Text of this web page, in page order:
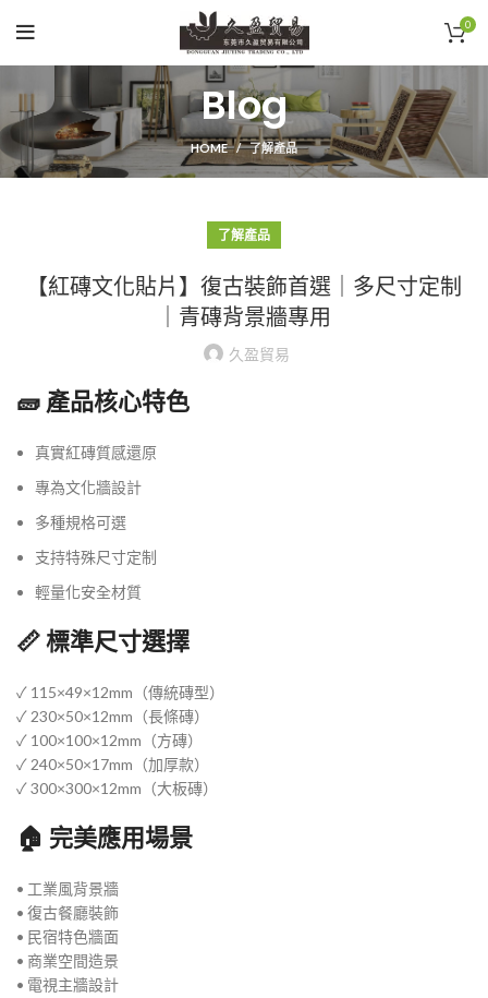
0
Blog
HOME 了解產品
了解產品
【紅磚文化貼片】復古裝飾首選｜多尺寸定制
｜青磚背景牆專用
久盈貿易
🧱 產品核心特色
真實紅磚質感還原
專為文化牆設計
多種規格可選
支持特殊尺寸定制
輕量化安全材質
📏 標準尺寸選擇
✓ 115×49×12mm（傳統磚型）
✓ 230×50×12mm（長條磚）
✓ 100×100×12mm（方磚）
✓ 240×50×17mm（加厚款）
✓ 300×300×12mm（大板磚）
🏠 完美應用場景
• 工業風背景牆
• 復古餐廳裝飾
• 民宿特色牆面
• 商業空間造景
• 電視主牆設計